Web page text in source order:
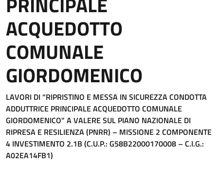
ACQUEDOTTO
COMUNALE
GIORDOMENICO
LAVORI DI “RIPRISTINO E MESSA IN SICUREZZA CONDOTTA
ADDUTTRICE PRINCIPALE ACQUEDOTTO COMUNALE
GIORDOMENICO” A VALERE SUL PIANO NAZIONALE DI
RIPRESA E RESILIENZA (PNRR) – MISSIONE 2 COMPONENTE
4 INVESTIMENTO 2.1B (C.U.P.: G58B22000170008 – C.I.G.:
A02EA14FB1)